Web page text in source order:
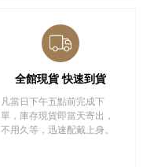
全館現貨 快速到貨
凡當日下午五點前完成下
單，庫存現貨即當天寄出，
不用久等，迅速配戴上身。